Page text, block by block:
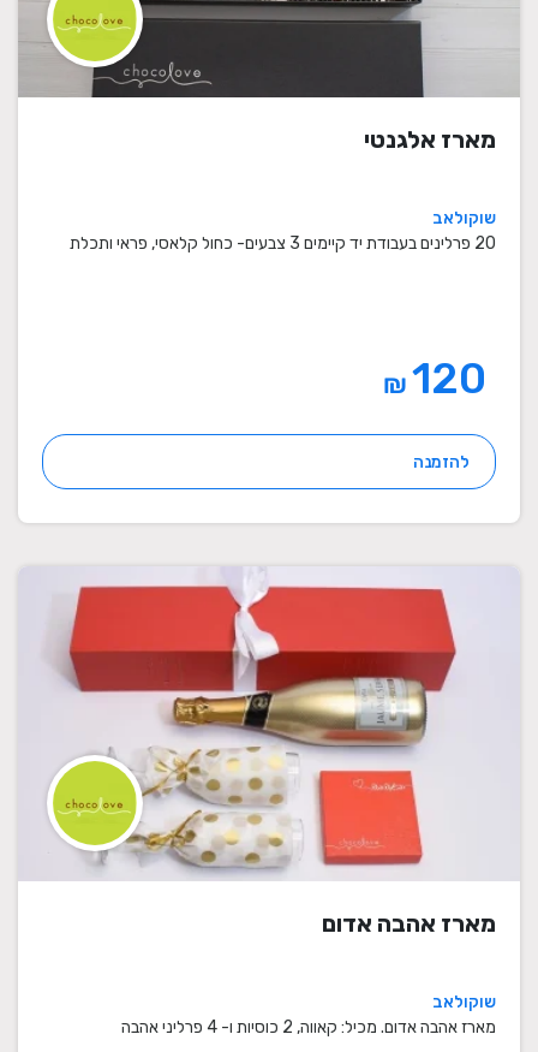
מארז אלגנטי
שוקולאב
20 פרלינים בעבודת יד קיימים 3 צבעים- כחול קלאסי, פראי ותכלת
₪
להזמנה
מארז אהבה אדום
שוקולאב
מארז אהבה אדום. מכיל: קאווה, 2 כוסיות ו- 4 פרליני אהבה